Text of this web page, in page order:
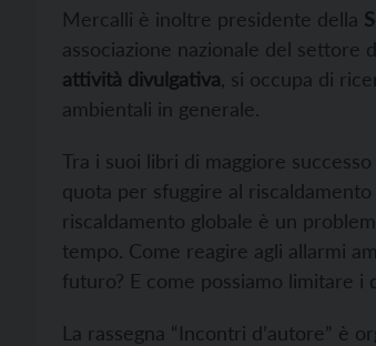
Mercalli è inoltre presidente della
associazione nazionale del settore
attività divulgativa , si occupa di
ambientali in generale.
Tra i suoi libri di maggiore
quota per sfuggire al
riscaldamento globale è un
tempo. Come reagire agli allarmi
futuro? E come possiamo limitare i
La rassegna “Incontri d’autore” è